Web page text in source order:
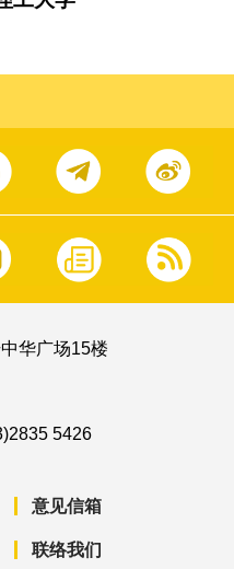
华广场15楼
5426
意见信箱
联络我们